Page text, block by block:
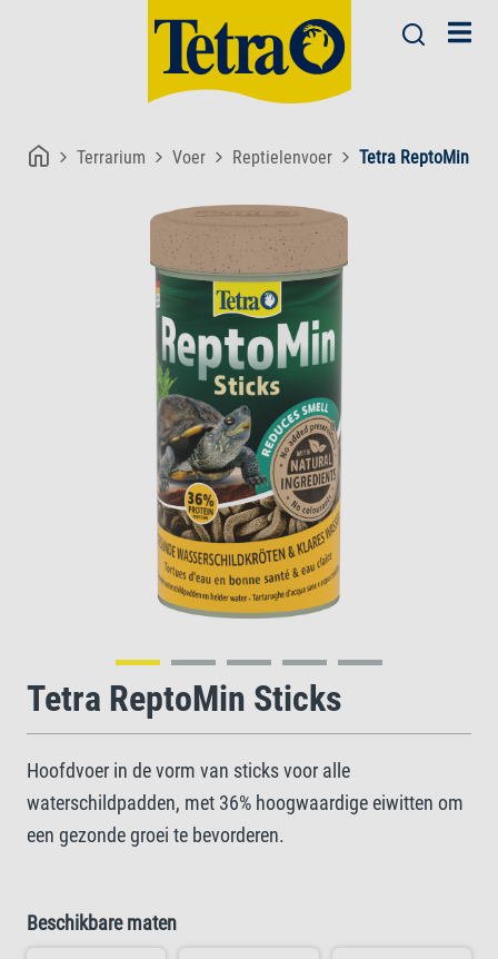
Terrarium Voer Reptielenvoer Tetra ReptoMin
Tetra ReptoMin Sticks
Hoofdvoer in de vorm van sticks voor alle
waterschildpadden, met 36% hoogwaardige eiwitten om
een gezonde groei te bevorderen.
Beschikbare maten